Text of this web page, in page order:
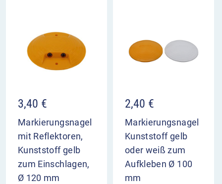
3,40 €
Markierungsnagel
mit Reflektoren,
Kunststoff gelb
zum Einschlagen,
Ø 120 mm
2,40 €
Markierungsnagel
Kunststoff gelb
oder weiß zum
Aufkleben Ø 100
mm